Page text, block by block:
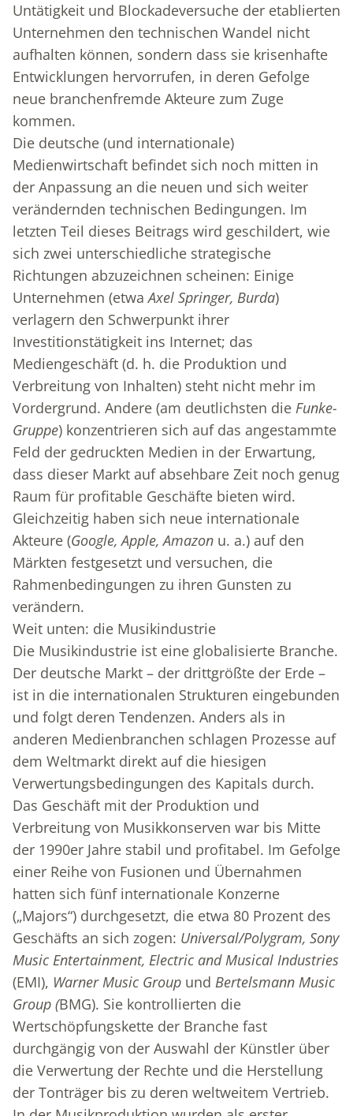
Untätigkeit und Blockadeversuche der etablierten
Unternehmen den technischen Wandel nicht
aufhalten können, sondern dass sie krisenhafte
Entwicklungen hervorrufen, in deren Gefolge
neue branchenfremde Akteure zum Zuge
kommen.
Die deutsche (und internationale)
Medienwirtschaft befindet sich noch mitten in
der Anpassung an die neuen und sich weiter
verändernden technischen Bedingungen. Im
letzten Teil dieses Beitrags wird geschildert, wie
sich zwei unterschiedliche strategische
Richtungen abzuzeichnen scheinen: Einige
Unternehmen (etwaAxel Springer, Burda)
verlagern den Schwerpunkt ihrer
Investitionstätigkeit ins Internet; das
Mediengeschäft (d. h. die Produktion und
Verbreitung von Inhalten) steht nicht mehr im
Vordergrund. Andere (am deutlichsten die Funke-
Gruppe) konzentrieren sich auf das angestammte
Feld der gedruckten Medien in der Erwartung,
dass dieser Markt auf absehbare Zeit noch genug
Raum für profitable Geschäfte bieten wird.
Gleichzeitig haben sich neue internationale
Akteure (Google, Apple, Amazon u. a.) auf den
Märkten festgesetzt und versuchen, die
Rahmenbedingungen zu ihren Gunsten zu
verändern.
Weit unten: die Musikindustrie
Die Musikindustrie ist eine globalisierte Branche.
Der deutsche Markt – der drittgrößte der Erde –
ist in die internationalen Strukturen eingebunden
und folgt deren Tendenzen. Anders als in
anderen Medienbranchen schlagen Prozesse auf
dem Weltmarkt direkt auf die hiesigen
Verwertungsbedingungen des Kapitals durch.
Das Geschäft mit der Produktion und
Verbreitung von Musikkonserven war bis Mitte
der 1990er Jahre stabil und profitabel. Im Gefolge
einer Reihe von Fusionen und Übernahmen
hatten sich fünf internationale Konzerne
(„Majors“) durchgesetzt, die etwa 80 Prozent des
Geschäfts an sich zogen: Universal/Polygram, Sony
Music Entertainment, Electric and Musical Industries
(EMI), Warner Music Group und Bertelsmann Music
Group (BMG). Sie kontrollierten die
Wertschöpfungskette der Branche fast
durchgängig von der Auswahl der Künstler über
die Verwertung der Rechte und die Herstellung
der Tonträger bis zu deren weltweitem Vertrieb.